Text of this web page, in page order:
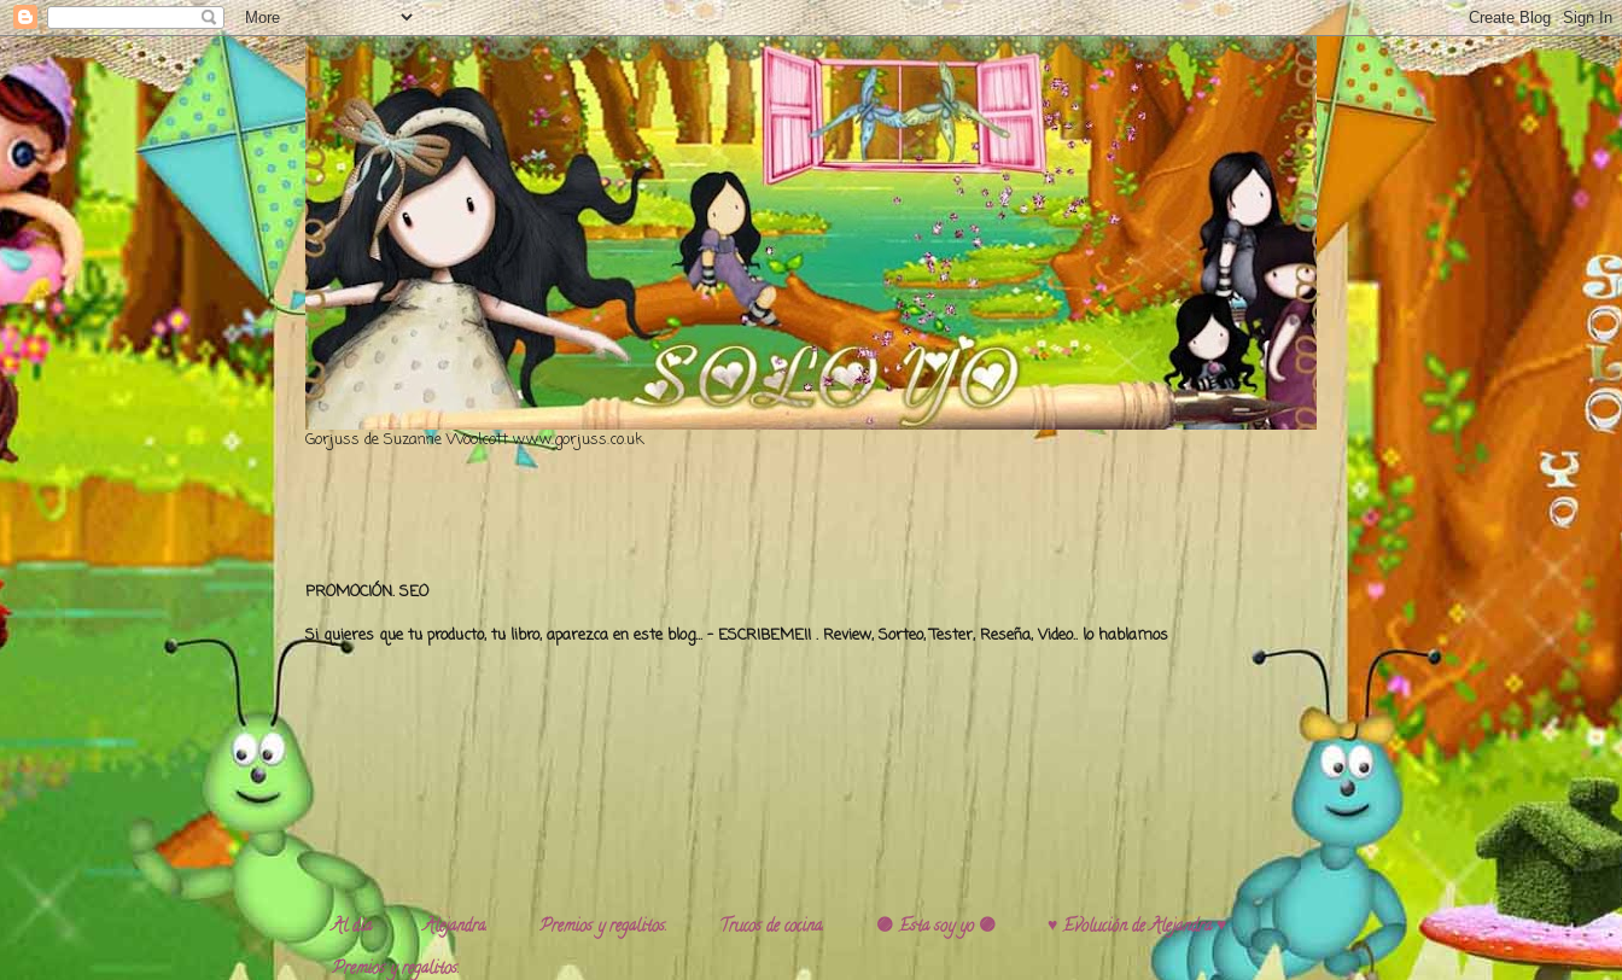
Gorjuss de Suzanne Woolcott www.gorjuss.co.uk
PROMOCIÓN. SEO
Si quieres que tu producto, tu libro, aparezca en este blog... - ESCRIBEME!! . Review, Sorteo, Tester, Reseña, Video.. lo hablamos
Al día Alejandra. Premios y regalitos. Trucos de cocina. 🟣 Esta soy yo 🟣
♥️ Evolución de Alejandra ♥️
Premios y regalitos.